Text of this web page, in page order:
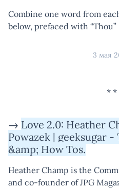
Combine one word from
below, prefaced with “Thou”
3 мая
→ Love 2.0: Heather
Powazek | geeksugar -
&amp; How Tos.
Heather Champ is the
and co-founder of JPG